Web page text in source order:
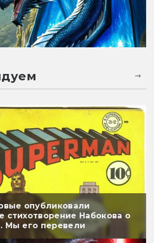
опубликовали
стихотворение Набокова о
Мы его перевели